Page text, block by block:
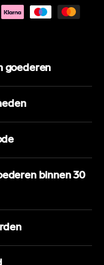
goederen
binnen 30